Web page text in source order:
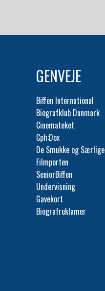
GENVEJE
Biffen International
Biografklub Danmark
Cinemateket
Cph:Dox
De Smukke og Særlige
Filmporten
SeniorBiffen
Undervisning
Gavekort
Biografreklamer